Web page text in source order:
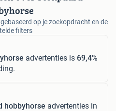
op je zoekopdracht en de
filters
advertenties is 69,4%
hobbyhorse advertenties in